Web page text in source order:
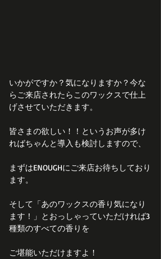
いかがですか？気になりますか？今な
らご来店されたらこのワックスで仕上
げさせていただきます。
皆さまの欲しい！！というお声が多け
ればちゃんと導入も検討しますので、
まずはENOUGHにご来店お待ちしており
ます。
そして「あのワックスの香り気になり
ます！」とおっしゃっていただければ3
種類のすべての香りを
ご堪能いただけますよ！